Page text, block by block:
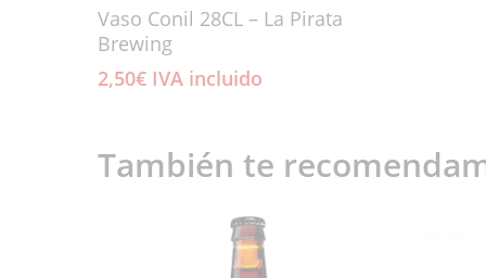
Añadir Al Carrito
Vaso Conil 28CL – La Pirata
Brewing
2,50€ IVA incluido
También te